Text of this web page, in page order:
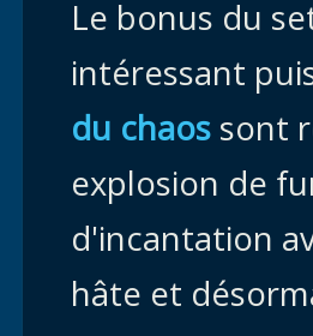
Le bonus du
intéressant
du chaos sont
explosion de
d'incantation
hâte et